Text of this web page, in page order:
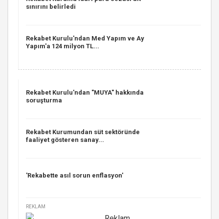
sınırını belirledi
Rekabet Kurulu'ndan Med Yapım ve Ay
Yapım'a 124 milyon TL...
Rekabet Kurulu'ndan "MUYA" hakkında
soruşturma
Rekabet Kurumundan süt sektöründe
faaliyet gösteren sanay...
'Rekabette asıl sorun enflasyon'
REKLAM